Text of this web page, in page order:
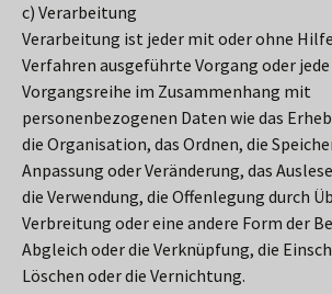
c) Verarbeitung
Verarbeitung ist jeder mit oder ohne
Verfahren ausgeführte Vorgang oder
Vorgangsreihe im Zusammenhang mit
personenbezogenen Daten wie das
die Organisation, das Ordnen, die
Anpassung oder Veränderung, das
die Verwendung, die Offenlegung durch
Verbreitung oder eine andere Form der
Abgleich oder die Verknüpfung, die
Löschen oder die Vernichtung.